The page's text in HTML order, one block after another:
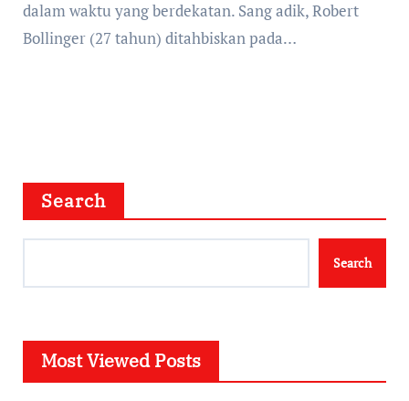
dalam waktu yang berdekatan. Sang adik, Robert
Bollinger (27 tahun) ditahbiskan pada…
Search
Search
Most Viewed Posts